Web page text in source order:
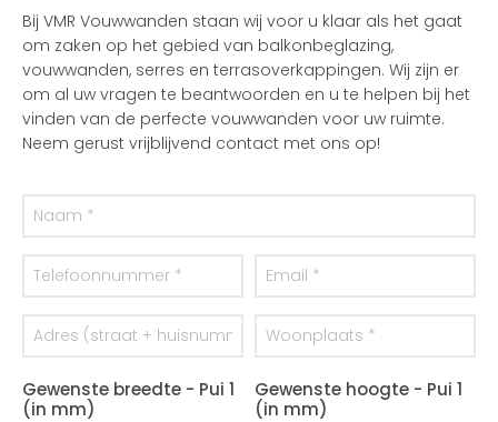
Bij VMR Vouwwanden staan wij voor u klaar als het gaat
om zaken op het gebied van balkonbeglazing,
vouwwanden, serres en terrasoverkappingen. Wij zijn er
om al uw vragen te beantwoorden en u te helpen bij het
vinden van de perfecte vouwwanden voor uw ruimte.
Neem gerust vrijblijvend contact met ons op!
Gewenste breedte - Pui 1
(in mm)
Gewenste hoogte - Pui 1
(in mm)